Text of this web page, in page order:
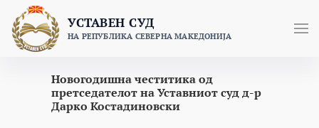
content
УСТАВЕН СУД
НА РЕПУБЛИКА СЕВЕРНА МАКЕДОНИЈА
Новогодишна честитика од
претседателот на Уставниот суд д-р
Дарко Костадиновски